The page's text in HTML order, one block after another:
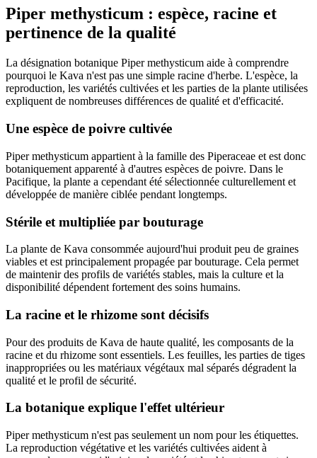
Piper methysticum : espèce, racine et
pertinence de la qualité
La désignation botanique Piper methysticum aide à comprendre
pourquoi le Kava n'est pas une simple racine d'herbe. L'espèce, la
reproduction, les variétés cultivées et les parties de la plante utilisées
expliquent de nombreuses différences de qualité et d'efficacité.
Une espèce de poivre cultivée
Piper methysticum appartient à la famille des Piperaceae et est donc
botaniquement apparenté à d'autres espèces de poivre. Dans le
Pacifique, la plante a cependant été sélectionnée culturellement et
développée de manière ciblée pendant longtemps.
Stérile et multipliée par bouturage
La plante de Kava consommée aujourd'hui produit peu de graines
viables et est principalement propagée par bouturage. Cela permet
de maintenir des profils de variétés stables, mais la culture et la
disponibilité dépendent fortement des soins humains.
La racine et le rhizome sont décisifs
Pour des produits de Kava de haute qualité, les composants de la
racine et du rhizome sont essentiels. Les feuilles, les parties de tiges
inappropriées ou les matériaux végétaux mal séparés dégradent la
qualité et le profil de sécurité.
La botanique explique l'effet ultérieur
Piper methysticum n'est pas seulement un nom pour les étiquettes.
La reproduction végétative et les variétés cultivées aident à